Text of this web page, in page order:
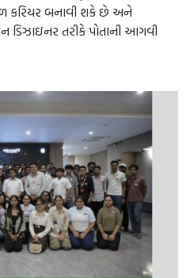
કરિયર બનાવી શકે છે અને
ડિઝાઇનર તરીકે પોતાની આગવી